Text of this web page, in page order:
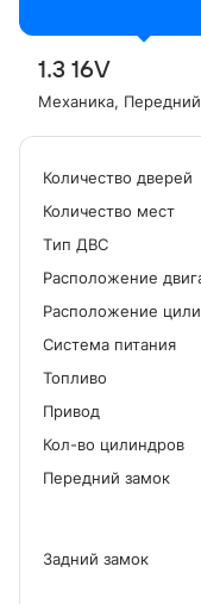
1.3 16V
Механика, Передний
Количество дверей
Количество мест
Tип ДВС
Расположение
Расположение
Система питания
Топливо
Привод
Кол-во цилиндров
Передний замок
Задний замок